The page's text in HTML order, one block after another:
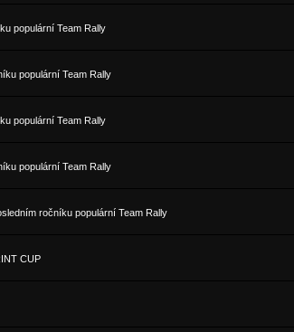
populární Team Rally
populární Team Rally
populární Team Rally
populární Team Rally
ročníku populární Team Rally
CUP